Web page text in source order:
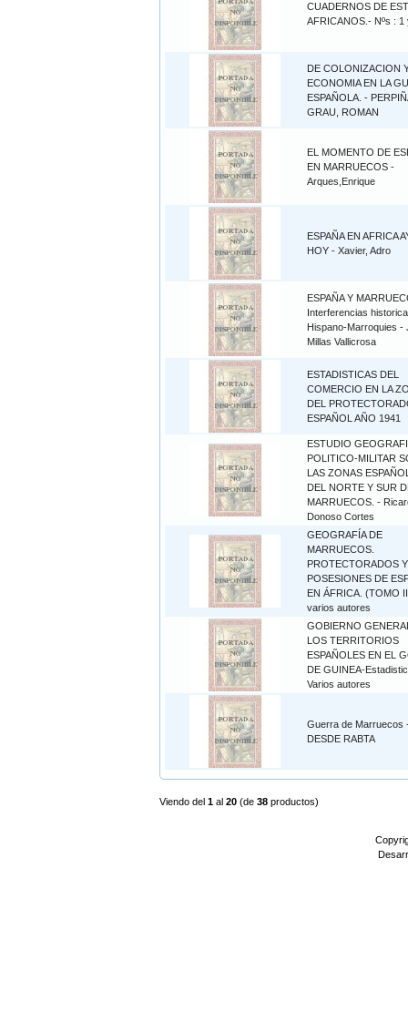
CUADERNOS DE
AFRICANOS.- Nºs : 1
DE COLONIZACION
ECONOMIA EN LA
ESPAÑOLA. -
GRAU, ROMAN
EL MOMENTO DE
EN MARRUECOS -
Arques,Enrique
ESPAÑA EN AFRICA
HOY - Xavier, Adro
ESPAÑA Y
Interferencias
Hispano-Marroquies -
Millas Vallicrosa
ESTADISTICAS DEL
COMERCIO EN LA
DEL
ESPAÑOL AÑO 1941
ESTUDIO
POLITICO-MILITAR
LAS ZONAS
DEL NORTE Y SUR
MARRUECOS. -
Donoso Cortes
GEOGRAFÍA DE
MARRUECOS.
PROTECTORADOS Y
POSESIONES DE
EN ÁFRICA. (TOMO
varios autores
GOBIERNO
LOS TERRITORIOS
ESPAÑOLES EN EL
DE GUINEA-
Varios autores
Guerra de Marruecos
DESDE RABTA
Viendo del 1 al 20 (de 38 productos)